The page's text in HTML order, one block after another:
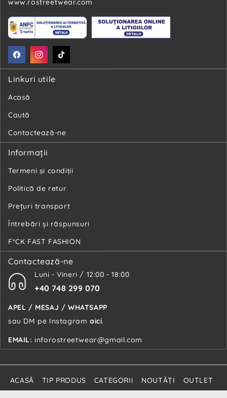
www.rostreetwear.com
FacebookInstagramTikTok
Linkuri utile
Acasă
Caută
Contactează-ne
Informaţii
Termeni și condiții
Politică de retur
Preţuri transport
Întrebări şi răspunsuri
F*CK FAST FASHION
Contactează-ne
Luni - Vineri / 12:00 - 18:00
+40 748 299 070
APEL / MESAJ / WHATSAPP
sau DM pe Instagram aici.
EMAIL: inforostreetwear@gmail.com
ACASĂ TIP PRODUS CATEGORII NOUTĂŢI
OUTLET